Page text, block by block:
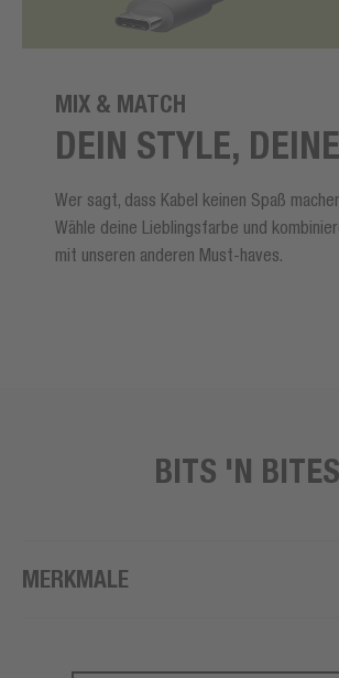
MIX & MATCH
DEIN STYLE,
Wer sagt, dass Kabel keinen Spaß
Wähle deine Lieblingsfarbe und
mit unseren anderen Must-haves.
BITS 'N BITES
MERKMALE